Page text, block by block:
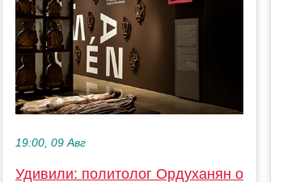
19:00, 09 Авг
Удивили: политолог Ордуханян о